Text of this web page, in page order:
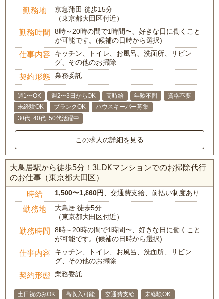
勤務地
京急蒲田 徒歩15分
（東京都大田区付近）
勤務時間
8時～20時の間で1時間〜、好きな日に働くこと
が可能です。(候補の日時から選択)
仕事内容
キッチン、トイレ、お風呂、洗面所、リビン
グ、その他のお掃除
契約形態 業務委託
週1〜OK 週2〜3日からOK 高時給 年齢不問
資格不要
未経験OK
ブランクOK
ハウスキーパー募集
30代･40代･50代活躍中
この求人の詳細を見る
大鳥居駅から徒歩5分！3LDKマンションでのお掃除代行
のお仕事（東京都大田区）
時給 1,500〜1,860円 、交通費支給、前払い制度あり
勤務地
大鳥居 徒歩5分
（東京都大田区付近）
勤務時間
8時～20時の間で1時間〜、好きな日に働くこと
が可能です。(候補の日時から選択)
仕事内容
キッチン、トイレ、お風呂、洗面所、リビン
グ、その他のお掃除
契約形態 業務委託
土日祝のみOK 高収入可能 交通費支給 未経験OK